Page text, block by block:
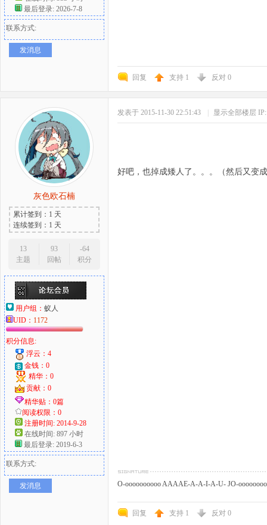
最后登录: 2026-7-8
联系方式:
发消息
回复 支持 1 反对 0
灰色欧石楠
累计签到：1 天
连续签到：1 天
13
主题
93
回帖
-64
积分
用户组： 蚁人
UID： 1172
积分信息:
浮云：4
金钱：0
精华：0
贡献：0
精华贴：0篇
阅读权限：0
注册时间: 2014-9-28
在线时间: 897 小时
最后登录: 2019-6-3
联系方式:
发消息
发表于 2015-11-30 22:51:43 显示全部楼层
好吧，也掉成矮人了。。。（然后又变
O-oooooooooo AAAAE-A-A-I-A-U- JO-
回复 支持 1 反对 0